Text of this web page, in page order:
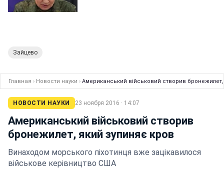
Зайцево
Главная › Новости науки › Американський військовий створив
НОВОСТИ НАУКИ 23 ноября 2016 · 14:07
Американський військовий створив
бронежилет, який зупиняє кров
Винаходом морського піхотинця вже зацікавилося
військове керівництво США